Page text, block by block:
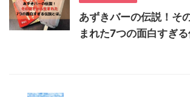
あずきバーの伝説！そ
まれた7つの面白すぎ